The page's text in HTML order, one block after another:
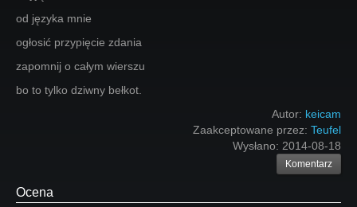
od języka mnie
ogłosić przypięcie zdania
zapomnij o całym wierszu
bo to tylko dziwny bełkot.
Autor: keicam
Zaakceptowane przez: Teufel
Wysłano: 2014-08-18
Komentarz
Ocena